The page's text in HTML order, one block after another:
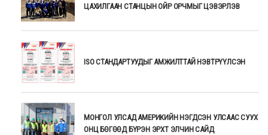
ЦАХИЛГААН СТАНЦЫН ОЙР ОРЧМЫГ ЦЭВЭРЛЭВ
ISO СТАНДАРТУУДЫГ АМЖИЛТТАЙ НЭВТРҮҮЛСЭН
МОНГОЛ УЛСАД АМЕРИКИЙН НЭГДСЭН УЛСААС СУУХ
ОНЦ БӨГӨӨД БҮРЭН ЭРХТ ЭЛЧИН САЙД